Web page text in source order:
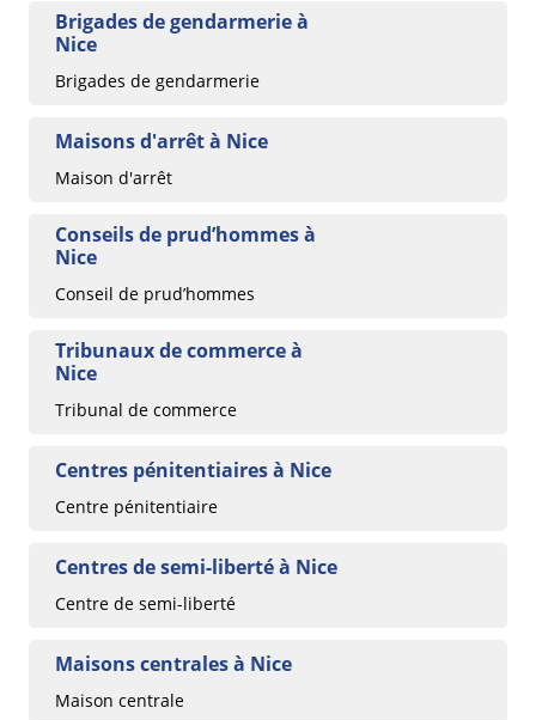
Brigades de gendarmerie à
Nice
Brigades de gendarmerie
Maisons d'arrêt à Nice
Maison d'arrêt
Conseils de prud’hommes à
Nice
Conseil de prud’hommes
Tribunaux de commerce à
Nice
Tribunal de commerce
Centres pénitentiaires à Nice
Centre pénitentiaire
Centres de semi-liberté à Nice
Centre de semi-liberté
Maisons centrales à Nice
Maison centrale